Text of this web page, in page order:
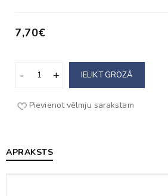
7,70€
IELIKT GROZĀ
Pievienot vēlmju sarakstam
APRAKSTS